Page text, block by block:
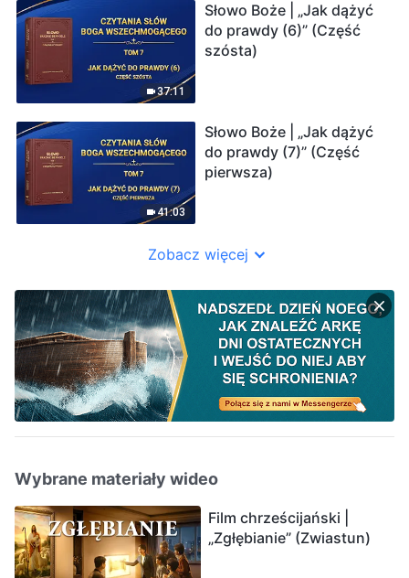
37:11
Słowo Boże | „Jak dążyć
do prawdy (6)” (Część
szósta)
41:03
Słowo Boże | „Jak dążyć
do prawdy (7)” (Część
pierwsza)
Zobacz więcej
Wybrane materiały wideo
Film chrześcijański |
„Zgłębianie” (Zwiastun)